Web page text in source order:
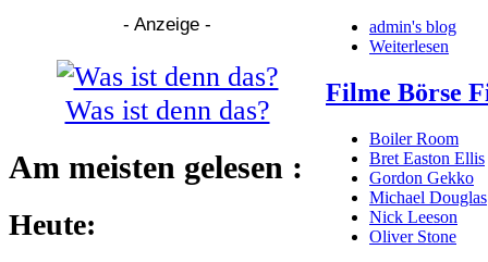
- Anzeige -
Was ist denn das?
Am meisten gelesen :
Heute:
admin's blog
Weiterlesen
Filme Börse
Boiler Room
Bret Easton Ellis
Gordon Gekko
Michael Douglas
Nick Leeson
Oliver Stone